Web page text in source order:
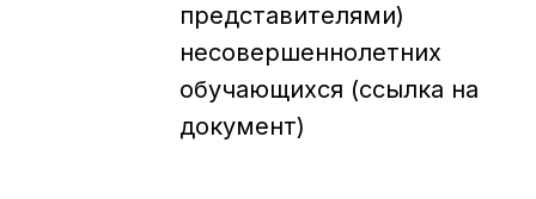
представителями)
несовершеннолетних
обучающихся (ссылка на
документ)